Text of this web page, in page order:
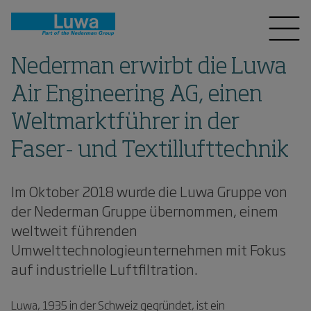
Nederman erwirbt die Luwa
Air Engineering AG, einen
Weltmarktführer in der
Faser- und Textillufttechnik
Im Oktober 2018 wurde die Luwa Gruppe von
der Nederman Gruppe übernommen, einem
weltweit führenden
Umwelttechnologieunternehmen mit Fokus
auf industrielle Luftfiltration.
Luwa, 1935 in der Schweiz gegründet, ist ein